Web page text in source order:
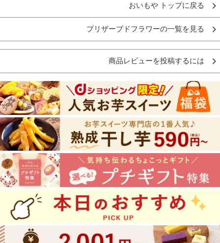
おいもや トップに戻る
プリザーブドフラワーの一覧を見る
商品レビューを投稿するには